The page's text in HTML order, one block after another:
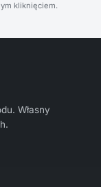
kliknięciem.
Własny